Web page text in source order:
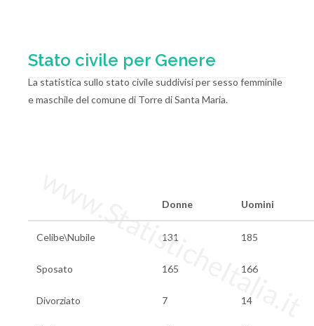
Stato civile per Genere
La statistica sullo stato civile suddivisi per sesso femminile
e maschile del comune di Torre di Santa Maria.
Donne Uomini
Celibe\Nubile 131 185
Sposato 165 166
Divorziato 7 14
www.StatisticheItalia.it